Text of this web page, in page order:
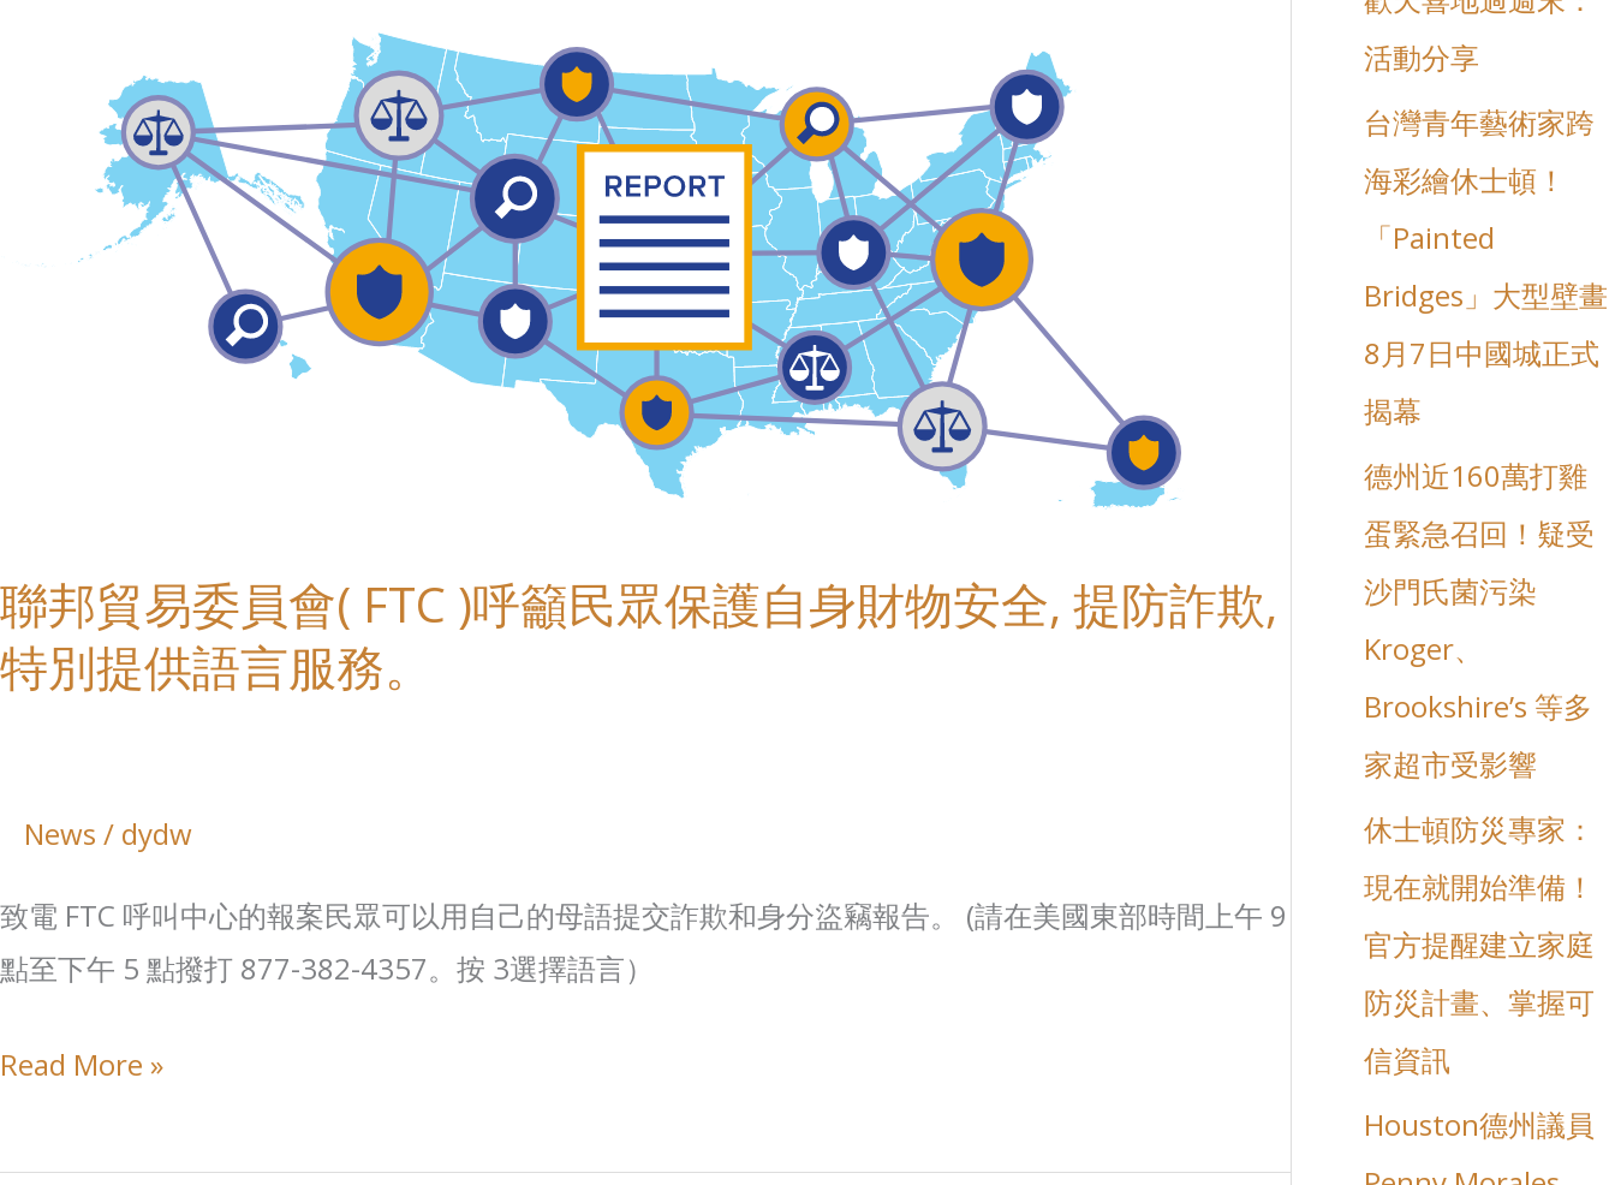
聯邦貿易委員會( FTC )呼籲民眾保護自身財物安全, 提防詐欺,
特別提供語言服務。
News / dydw
致電 FTC 呼叫中心的報案民眾可以用自己的母語提交詐欺和身分盜竊報告。 (請在美國東部時間上午 9
點至下午 5 點撥打 877-382-4357。按 3選擇語言）
籲
民
護
身
財
安
Read More »
h
f
o
:
活動分享
台灣青年藝術家跨
海彩繪休士頓！
「Painted
Bridges」大型壁畫
8月7日中國城正式
揭幕
德州近160萬打雞
蛋緊急召回！疑受
沙門氏菌污染
Kroger、
Brookshire’s 等多
家超市受影響
休士頓防災專家：
現在就開始準備！
官方提醒建立家庭
防災計畫、掌握可
信資訊
Houston德州議員